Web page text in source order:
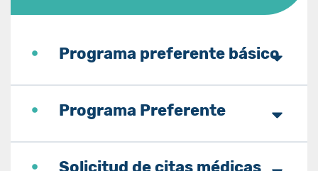
Programa preferente básico
Programa Preferente
Solicitud de citas médicas